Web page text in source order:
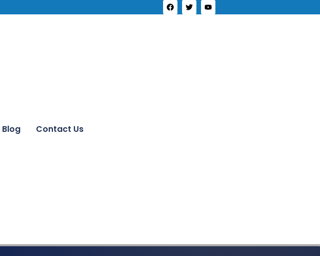
Blog Contact Us